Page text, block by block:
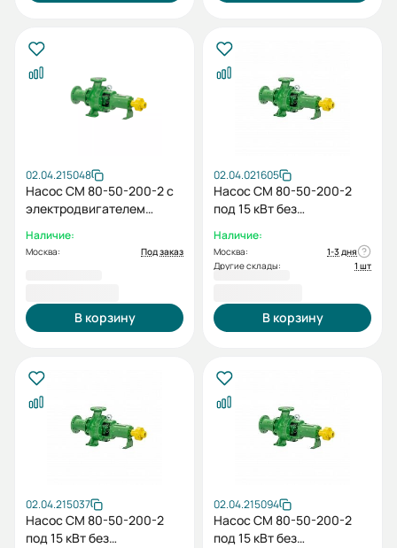
02.04.215048
Насос СМ 80-50-200-2 с
электродвигателем
Наличие:
Москва: Под заказ
В корзину
02.04.021605
Насос СМ 80-50-200-2
под 15 кВт без
рамы
Наличие:
Москва:
1-3 дня
Другие склады:
1 шт
В корзину
02.04.215037
Насос СМ 80-50-200-2
под 15 кВт без
02.04.215094
Насос СМ 80-50-200-2
под 15 кВт без